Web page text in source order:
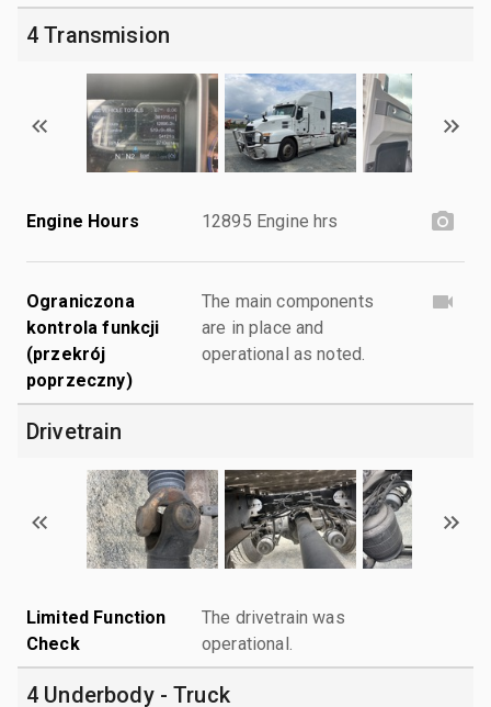
4 Transmision
Engine Hours 12895 Engine hrs
Ograniczona
kontrola funkcji
(przekrój
poprzeczny)
The main components
are in place and
operational as noted.
Drivetrain
Limited Function
Check
The drivetrain was
operational.
4 Underbody - Truck